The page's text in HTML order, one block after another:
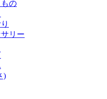
の
リー
)